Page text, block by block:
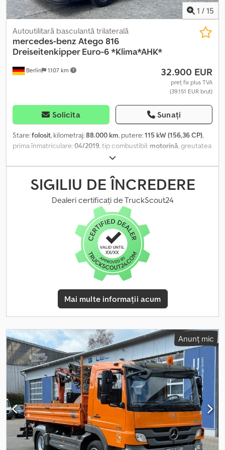
1 / 15
Berlin 1.107 km
Autoutilitară basculantă trilaterală
mercedes-benz Atego 816
Dreiseitenkipper Euro-6 *Klima*AHK*
32.900 EUR
preț fix plus TVA
(39.151 EUR brut)
Solicita Sunați
Stare:folosit, kilometraj:88.000 km, putere:115 kW (156,36 CP),
prima înmatriculare:04/2019, tip combustibil: motorină, greutatea
7.490 kg
combustibil:motorină, culoare:alb, cabină șofer:cabina de zi, tip
de angrenaj: mecanic , clasă de emisii: Euro 6 , suspensie: altul
număr de locuri:2, lungime totală: 5.949 mm , lungimea spațiului
de încărcare:4.000 mm, lățimea spațiului de încărcare:
înălțime spațiu de încărcare:400 mm, înălțime de construcție:
ABS, aer condiționat, airbag, compresor,
cuplaj remorcă, filtru de particule, pilot automat de viteză,
program electronic de stabilitate (ESP), sistem de imobilizare,
închidere centralizată, AUTOPARADIES în Berlin, strada Frank-
Zappa, nr. 9A Cjdpfx Ahozfp Tneyerf Luni-Vineri: 9:00-17:00
Sâmbătă: 10:00-13:00 Tel.: Mobil/WhatsApp: FINANȚARE AUTO &
POSIBILITATE DE ACCEPTARE A UNUI VEHICUL VECHI CA AVANS
MERCEDES-BENZ ATEGO 816 MEILLER, BASCULANTĂ CU TREI
PĂRȚI TVA deductibilă * Prima înregistrare, * Oglinzi electrice, *
Calculator de bord, * Pregătire pentru telefon, * ABS, ASR, radio
x 2,35m x 0,4m, * Scaun șofer cu suspensie pneumatică și funcție
de masaj, * Vehicul german, * Inspecție tehnică/Controlul
emisiilor valabile Vă rugăm să stabiliți telefonic o dată pentru un
test de conducere. Ne rezervăm dreptul de a vinde vehiculul
înainte și ne asumăm responsabilitatea pentru eventualele erori.
Sunați-ne! Vorbim engleză. Finanțare, Acceptarea unui vehicul
vechi ca avans, Mai multe oferte găsiți pe pagina noastră de
internet. Informațiile prezentate în anunțuri, pe internet, pe
etichetele de preț și în imagini sunt descrieri cu caracter
informativ și nu reprezintă caracteristici garantate. Vânzătorul nu
își asumă nicio răspundere pentru erorile de tipar, scriere și
SIGILIU DE ÎNCREDERE
Dealeri certificați de TruckScout24
Mai multe informații acum
Anunț mic